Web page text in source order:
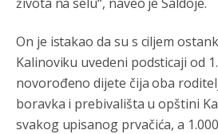
On je istakao da su s ciljem
Kalinoviku uvedeni podsticaji od
novorođeno dijete čija oba
boravka i prebivališta u opštini
svakog upisanog prvačića, a